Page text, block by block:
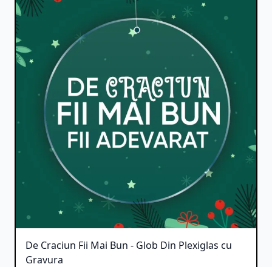
De Craciun Fii Mai Bun - Glob Din Plexiglas cu
Gravura